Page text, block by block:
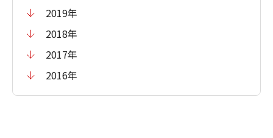
2019年
2018年
2017年
2016年